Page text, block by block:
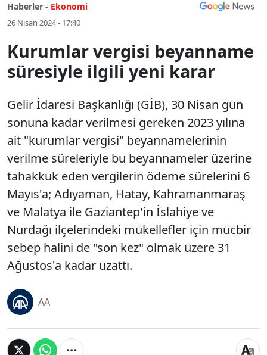
Haberler - Ekonomi
26 Nisan 2024 - 17:40
Kurumlar vergisi beyanname
süresiyle ilgili yeni karar
Gelir İdaresi Başkanlığı (GİB), 30 Nisan gün
sonuna kadar verilmesi gereken 2023 yılına
ait "kurumlar vergisi" beyannamelerinin
verilme süreleriyle bu beyannameler üzerine
tahakkuk eden vergilerin ödeme sürelerini 6
Mayıs'a; Adıyaman, Hatay, Kahramanmaraş
ve Malatya ile Gaziantep'in İslahiye ve
Nurdağı ilçelerindeki mükellefler için mücbir
sebep halini de "son kez" olmak üzere 31
Ağustos'a kadar uzattı.
AA